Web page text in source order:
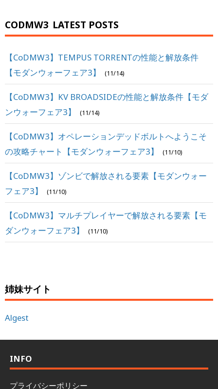
CODMW3 LATEST POSTS
【CoDMW3】TEMPUS TORRENTの性能と解放条件
【モダンウォーフェア3】
(11/14)
【CoDMW3】KV BROADSIDEの性能と解放条件【モダ
ンウォーフェア3】
(11/14)
【CoDMW3】オペレーションデッドボルトへようこそ
の攻略チャート【モダンウォーフェア3】
(11/10)
【CoDMW3】ゾンビで解放される要素【モダンウォー
フェア3】
(11/10)
【CoDMW3】マルチプレイヤーで解放される要素【モ
ダンウォーフェア3】
(11/10)
姉妹サイト
Algest
INFO
プライバシーポリシー